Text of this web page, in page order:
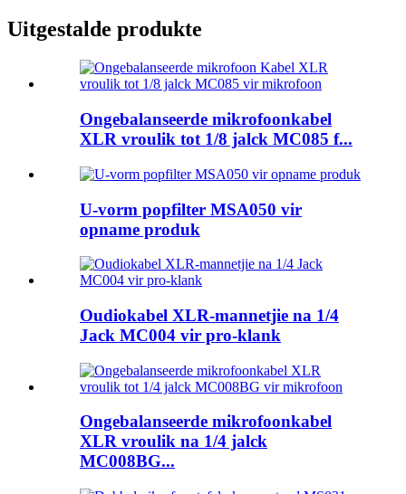
Uitgestalde produkte
Ongebalanseerde mikrofoonkabel
XLR vroulik tot 1/8 jalck MC085 f...
U-vorm popfilter MSA050 vir
opname produk
Oudiokabel XLR-mannetjie na 1/4
Jack MC004 vir pro-klank
Ongebalanseerde mikrofoonkabel
XLR vroulik na 1/4 jalck
MC008BG...